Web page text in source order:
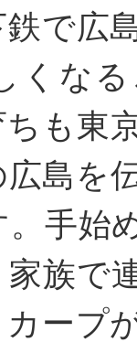
で広
くな
も東
島を
手始
族で
ープ